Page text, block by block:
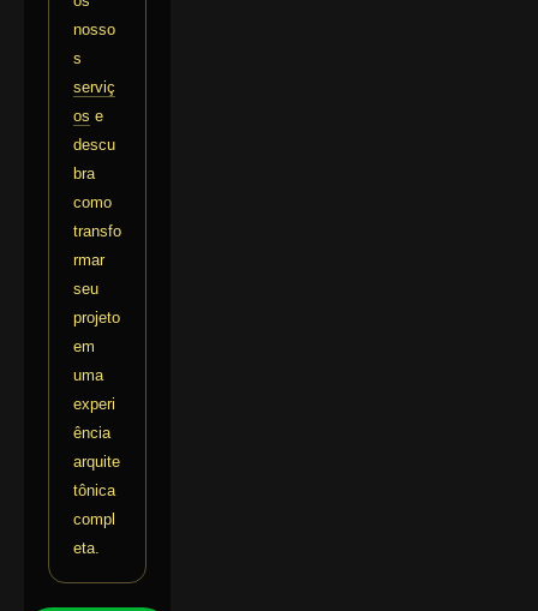
nosso
s
serviç
os e
descu
bra
como
transfo
rmar
seu
projeto
em
uma
experi
ência
arquite
tônica
compl
eta.